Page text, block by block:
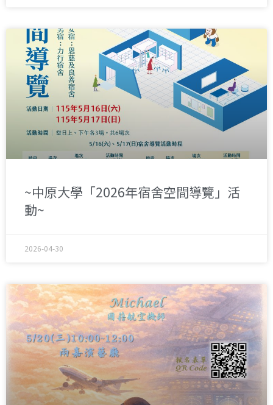
~中原大學「2026年宿舍空間導覽」活
動~
2026-04-30